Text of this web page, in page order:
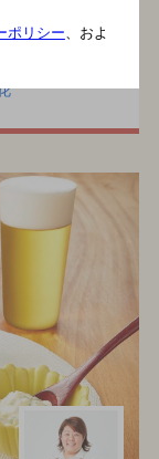
ポリシー、およ